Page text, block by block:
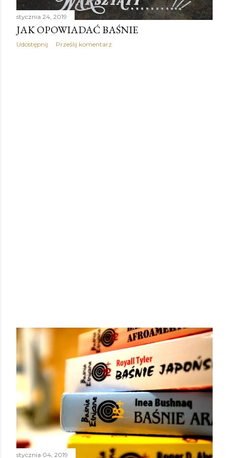
stycznia 24, 2019
JAK OPOWIADAĆ BAŚNIE
Udostępnij Prześlij komentarz
stycznia 04, 2019